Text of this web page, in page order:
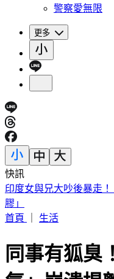
警察愛無限
更多
快訊
白海豚颱風「紮實雨帶
首頁
同事有狐臭
氣」崩潰